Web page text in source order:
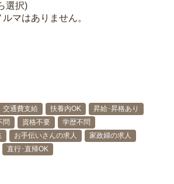
選択)
マはありません。
交通費支給 扶養内OK
昇給･昇格あり
問 資格不要
学歴不問
お手伝いさんの求人
家政婦の求人
直行･直帰OK